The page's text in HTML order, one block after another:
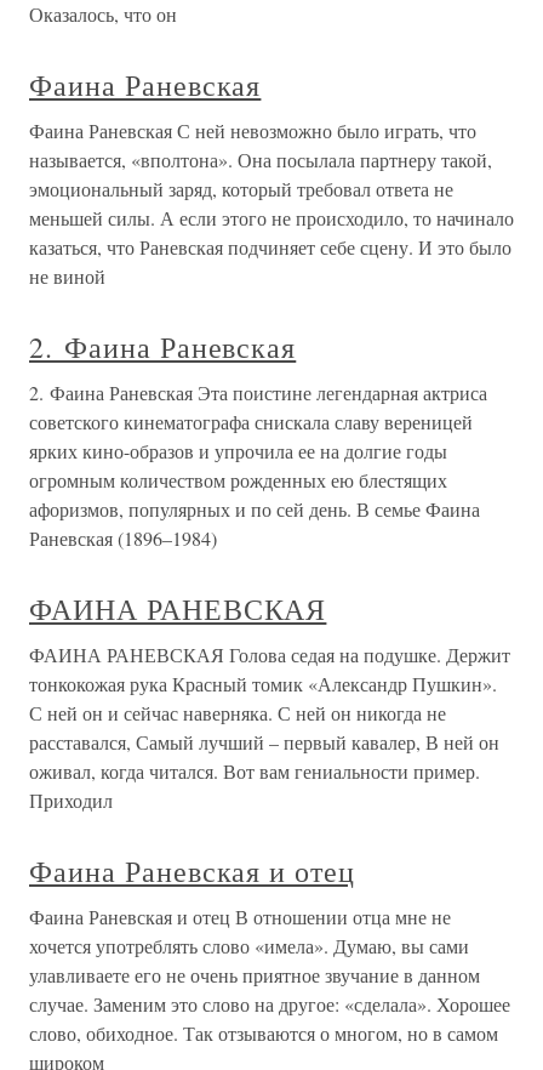
Оказалось, что он
Фаина Раневская
Фаина Раневская С ней невозможно было играть, что
называется, «вполтона». Она посылала партнеру такой,
эмоциональный заряд, который требовал ответа не
меньшей силы. А если этого не происходило, то начинало
казаться, что Раневская подчиняет себе сцену. И это было
не виной
2. Фаина Раневская
2. Фаина Раневская Эта поистине легендарная актриса
советского кинематографа снискала славу вереницей
ярких кино-образов и упрочила ее на долгие годы
огромным количеством рожденных ею блестящих
афоризмов, популярных и по сей день. В семье Фаина
Раневская (1896–1984)
ФАИНА РАНЕВСКАЯ
ФАИНА РАНЕВСКАЯ Голова седая на подушке. Держит
тонкокожая рука Красный томик «Александр Пушкин».
С ней он и сейчас наверняка. С ней он никогда не
расставался, Самый лучший – первый кавалер, В ней он
оживал, когда читался. Вот вам гениальности пример.
Приходил
Фаина Раневская и отец
Фаина Раневская и отец В отношении отца мне не
хочется употреблять слово «имела». Думаю, вы сами
улавливаете его не очень приятное звучание в данном
случае. Заменим это слово на другое: «сделала». Хорошее
слово, обиходное. Так отзываются о многом, но в самом
широком